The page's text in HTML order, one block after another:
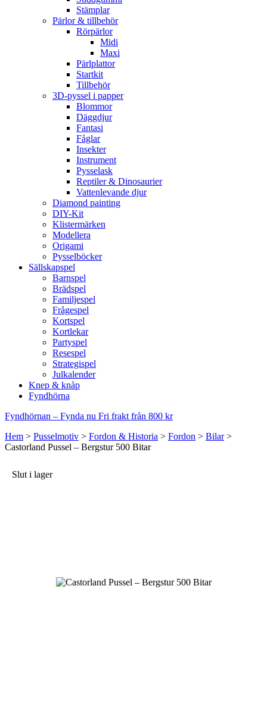
Stämplar
Pärlor & tillbehör
Rörpärlor
Midi
Maxi
Pärlplattor
Startkit
Tillbehör
3D-pyssel i papper
Blommor
Däggdjur
Fantasi
Fåglar
Insekter
Instrument
Pysselask
Reptiler & Dinosaurier
Vattenlevande djur
Diamond painting
DIY-Kit
Klistermärken
Modellera
Origami
Pysselböcker
Sällskapspel
Barnspel
Brädspel
Familjespel
Frågespel
Kortspel
Kortlekar
Partyspel
Resespel
Strategispel
Julkalender
Knep & knåp
Fyndhörna
Fyndhörnan – Fynda nu Fri frakt från 800 kr
Hem > Pusselmotiv > Fordon & Historia > Fordon > Bilar>
Castorland Pussel – Bergstur 500 Bitar
Slut i lager